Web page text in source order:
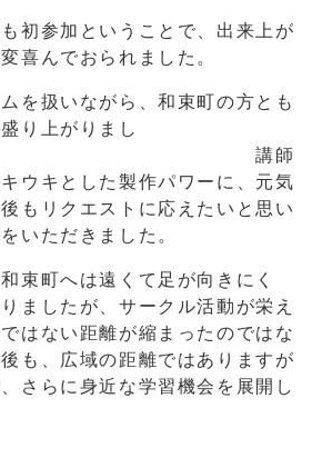
初参加ということで、出来上が
喜んでおられました。
を扱いながら、和束町の方とも
り上がりまし
講師
ウキとした製作パワーに、元気
もリクエストに応えたいと思い
いただきました。
束町へは遠くて足が向きにく
ましたが、サークル活動が栄え
はない距離が縮まったのではな
も、広域の距離ではありますが
さらに身近な学習機会を展開し
。